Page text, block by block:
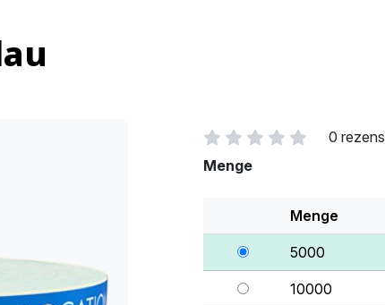
0
Menge
Menge
5000
10000